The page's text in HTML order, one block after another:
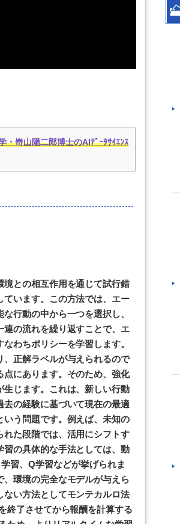
・嵜山陽二郎博士のAIﾃﾞｰﾀｻｲｴﾝｽ
との相互作用を通じて試行錯
います。この方法では、エー
行動の中から一つを選択し、
の流れを繰り返すことで、エ
わちポリシーを学習します。
正解ラベルが与えられるので
にあります。そのため、強化
じます。これは、新しい行動
の経験に基づいて現在の最適
う問題です。例えば、未知の
た段階では、活用にシフトす
の具体的な手法としては、動
習、Q学習などが挙げられま
環境の完全なモデルが与えら
い方法としてモンテカルロ法
終了させてから報酬を計算する